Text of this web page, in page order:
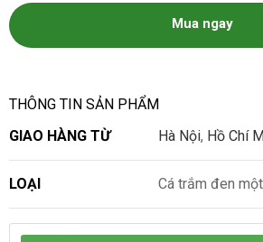
Mua ngay
THÔNG TIN SẢN PHẨM
GIAO HÀNG TỪ
Hà Nội, Hồ Chí
LOẠI Cá trắm đen